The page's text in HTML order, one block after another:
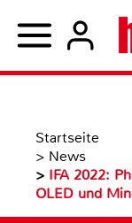
Startseite
> News
> IFA 2022:
OLED und